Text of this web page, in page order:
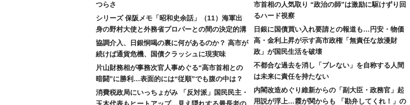
つらさ
シリーズ 保阪メモ「昭和史余話」（11）海軍出
身の野村大使と外務省プロパーとの間の決定的溝
協調介入、日銀恫喝の裏に何があるのか？ 高市が
続けば通貨危機、国債クラッシュに現実味
片山財務相が事務次官人事めぐる“高市首相との
暗闘”に勝利…表面的には“従順”でも腹の中は？
消費税政局にいっちょがみ 「反対派」国民民主・
市首相の人気取り “政治の師”は激励に駆けずり回
るハード視察
日銀に国債買い入れ要請との報道も…円安・物価
高・金利上昇が示す高市政権「無責任な放漫財
政」が国民生活を破壊
不都合な過去を消し「ブレない」を自称する人間
は未来に責任を持たない
内閣改造めぐり維新からの「副大臣・政務官」起
用説が浮上…霞が関からも 「勘弁してくれ！」の